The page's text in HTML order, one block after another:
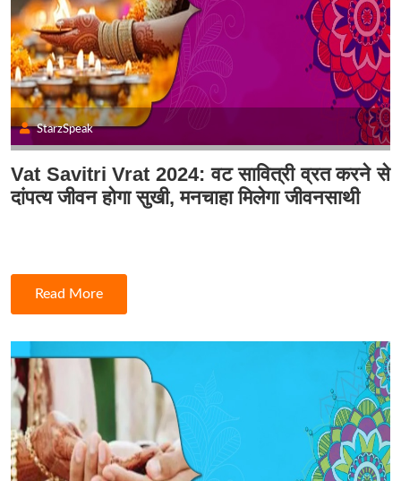
StarzSpeak
Vat Savitri Vrat 2024: वट सावित्री व्रत करने से
दांपत्य जीवन होगा सुखी, मनचाहा मिलेगा जीवनसाथी
Read More